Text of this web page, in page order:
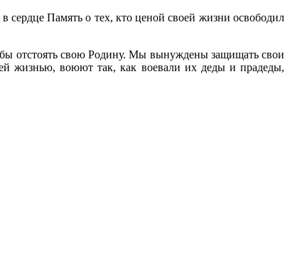
сердце Память о тех, кто ценой своей жизни освободил
отстоять свою Родину. Мы вынуждены защищать свои
жизнью, воюют так, как воевали их деды и прадеды,